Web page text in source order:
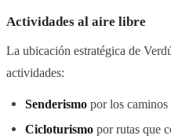
Actividades al aire libre
La ubicación estratégica de
actividades:
Senderismo por los caminos
Cicloturismo por rutas que